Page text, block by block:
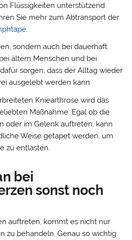
Flüssigkeiten unterstützend
Sie mehr zum Abtransport der
.
sondern auch bei dauerhaft
ältern Menschen und bei
sorgen, dass der Alltag wieder
ausgelebt werden kann.
Kniearthrose wird das
Maßnahme. Egal ob die
oder im Gelenk auftreten, kann
Weise getapet werden, um
zu entlasten.
bei
sonst noch
auftreten, kommt es nicht nur
zu behandeln. Genau so wichtig